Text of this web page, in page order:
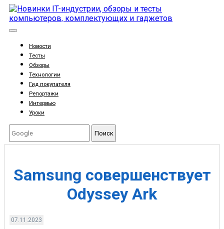
Новости
Тесты
Обзоры
Технологии
Гид покупателя
Репортажи
Интервью
Уроки
Поиск
Samsung совершенствует
Odyssey Ark
07.11.2023